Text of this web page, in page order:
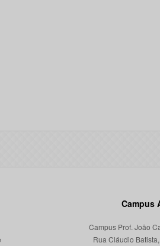
Campus
Campus Prof. João
Rua Cláudio